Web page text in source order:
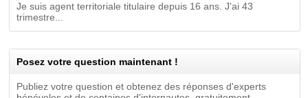
Je suis agent territoriale titulaire depuis 16 ans. J'ai 43
trimestre...
Posez votre question maintenant !
Publiez votre question et obtenez des réponses d'experts